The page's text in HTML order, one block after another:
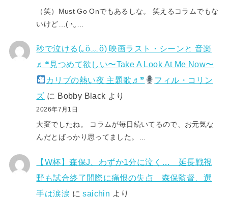
（笑）Must Go Onでもあるしな。 笑えるコラムでもな
いけど…(⁠◔⁠‿⁠…
秒で泣ける(⁠｡⁠ŏ⁠﹏⁠ŏ⁠) 映画ラスト・シーンと 音楽
♬❝見つめて欲しい〜Take A Look At Me Now〜
カリブの熱い夜 主題歌♬❞
フィル・コリン
ズ に Bobby Black より
2026年7月1日
大変でしたね。 コラムが毎日続いてるので、お元気な
んだとばっかり思ってました。…
【W杯】森保J、わずか1分に泣く… 延長戦視
野も試合終了間際に痛恨の失点 森保監督、選
手は涙涙 にsaichin より